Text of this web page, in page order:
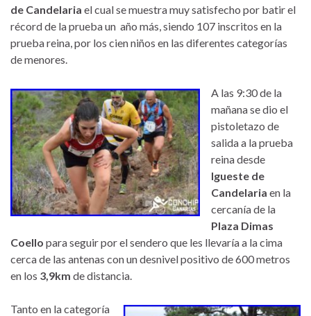
de Candelaria el cual se muestra muy satisfecho por batir el
récord de la prueba un año más, siendo 107 inscritos en la
prueba reina, por los cien niños en las diferentes categorías
de menores.
A las 9:30 de la
mañana se dio el
pistoletazo de
salida a la prueba
reina desde
Igueste de
Candelaria en la
cercanía de la
Plaza Dimas
Coello para seguir por el sendero que les llevaría a la cima
cerca de las antenas con un desnivel positivo de 600 metros
en los 3,9km de distancia.
Tanto en la categoría